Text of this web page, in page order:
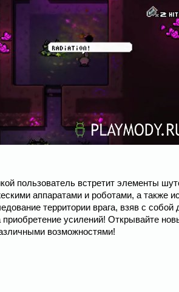
пользователь встретит элементы
аппаратами и роботами, а также
территории врага, взяв с собой
усилений! Открывайте
возможностями!